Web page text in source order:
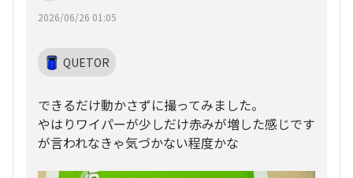
2026/06/26 01:05
QUETOR
できるだけ動かさずに撮ってみました。
やはりワイパーが少しだけ赤みが増した感じです
が言われなきゃ気づかない程度かな